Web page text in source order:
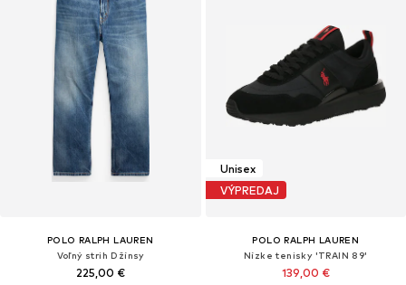
POLO RALPH LAUREN
Voľný strih Džínsy
225,00 €
Unisex
VÝPREDAJ
POLO RALPH LAUREN
Nízke tenisky 'TRAIN 89'
139,00 €